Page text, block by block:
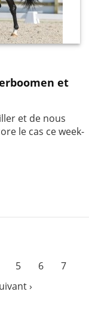
et
et de nous
le cas ce week-
5 6
7
›